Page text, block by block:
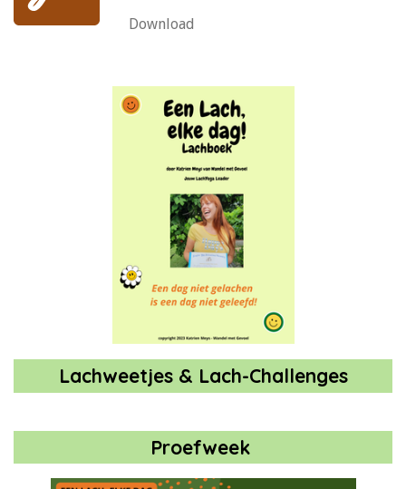
Download
Lachweetjes & Lach-Challenges
Proefweek